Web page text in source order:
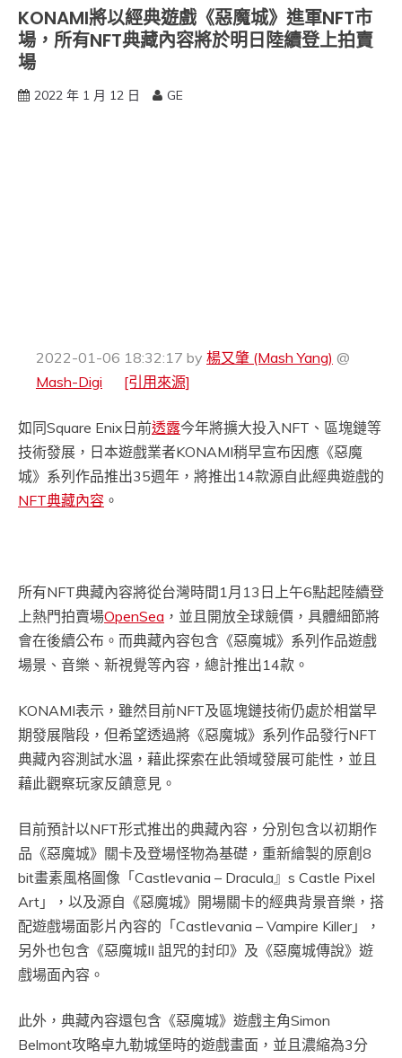
KONAMI將以經典遊戲《惡魔城》進軍NFT市
場，所有NFT典藏內容將於明日陸續登上拍賣
場
2022 年 1 月 12 日 GE
2022-01-06 18:32:17 by 楊又肇 (Mash Yang) @
Mash-Digi
[引用來源]
如同Square Enix日前透露今年將擴大投入NFT、區塊鏈等
技術發展，日本遊戲業者KONAMI稍早宣布因應《惡魔
城》系列作品推出35週年，將推出14款源自此經典遊戲的
NFT典藏內容 。
所有NFT典藏內容將從台灣時間1月13日上午6點起陸續登
上熱門拍賣場OpenSea ，並且開放全球競價，具體細節將
會在後續公布。而典藏內容包含《惡魔城》系列作品遊戲
場景、音樂、新視覺等內容，總計推出14款。
KONAMI表示，雖然目前NFT及區塊鏈技術仍處於相當早
期發展階段，但希望透過將《惡魔城》系列作品發行NFT
典藏內容測試水溫，藉此探索在此領域發展可能性，並且
藉此觀察玩家反饋意見。
目前預計以NFT形式推出的典藏內容，分別包含以初期作
品《惡魔城》關卡及登場怪物為基礎，重新繪製的原創8
bit畫素風格圖像「Castlevania – Dracula』s Castle Pixel
Art」，以及源自《惡魔城》開場關卡的經典背景音樂，搭
配遊戲場面影片內容的「Castlevania – Vampire Killer」，
另外也包含《惡魔城II 詛咒的封印》及《惡魔城傳說》遊
戲場面內容。
此外，典藏內容還包含《惡魔城》遊戲主角Simon
Belmont攻略卓九勒城堡時的遊戲畫面，並且濃縮為3分